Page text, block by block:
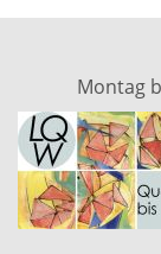
Montag